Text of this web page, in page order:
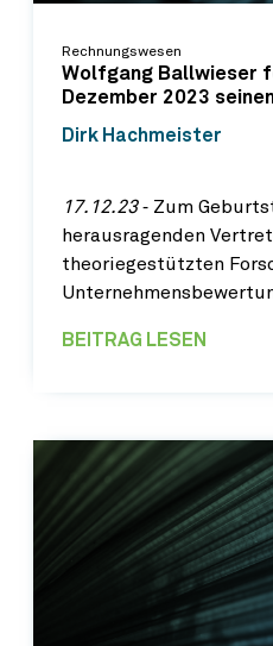
Rechnungswesen
Wolfgang Ballwieser
Dezember 2023
Dirk Hachmeister
17.12.23‐ Zum
herausragenden
theoriegestützten
BEITRAG LESEN